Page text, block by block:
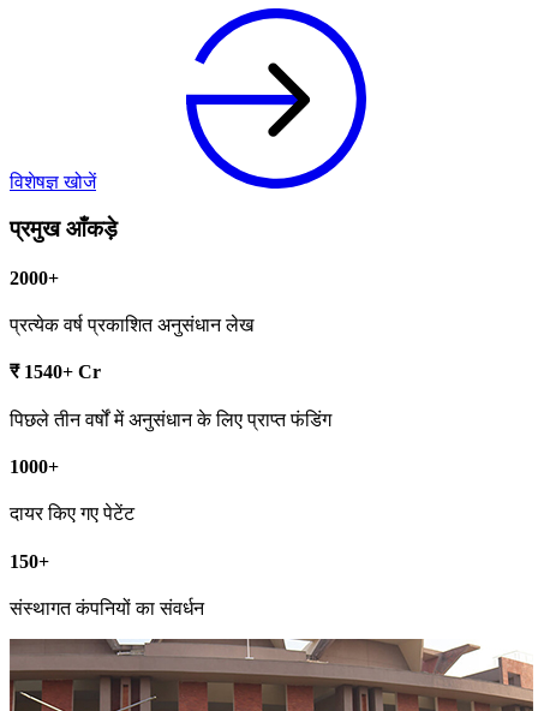
विशेषज्ञ खोजें
प्रमुख आँकड़े
2000+
प्रत्येक वर्ष प्रकाशित अनुसंधान लेख
₹ 1540+ Cr
पिछले तीन वर्षों में अनुसंधान के लिए प्राप्त फंडिंग
1000+
दायर किए गए पेटेंट
150+
संस्थागत कंपनियों का संवर्धन